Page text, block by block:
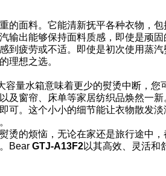
面料。它能清新抚平各种衣物，
出能够保持面料质感，即使是顽
到疲劳或不适。即使是初次使用蒸
理想之选。
量水箱意味着更少的熨烫中断，
及窗帘、床单等家居纺织品焕然一新
。这个小小的细节能让衣物散发
烫的烦恼，无论在家还是旅行途中
Bear GTJ-A13F2以其高效、灵活和